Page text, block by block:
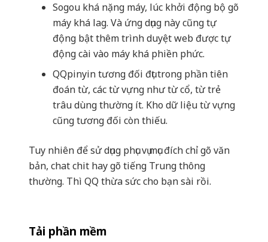
Sogou khá nặng máy, lúc khởi động bộ gõ
máy khá lag. Và ứng dụng này cũng tự
động bật thêm trình duyệt web được tự
động cài vào máy khá phiền phức.
QQpinyin tương đối đụt trong phần tiên
đoán từ, các từ vựng như từ cổ, từ trẻ
trâu dùng thường ít. Kho dữ liệu từ vựng
cũng tương đối còn thiếu.
Tuy nhiên để sử dụng phục vụ mục đích chỉ gõ văn
bản, chat chit hay gõ tiếng Trung thông
thường. Thì QQ thừa sức cho bạn sài rồi.
Tải phần mềm